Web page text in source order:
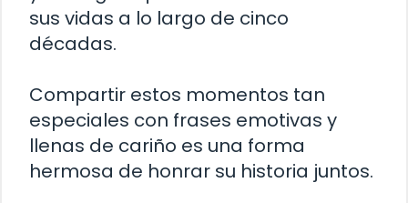
sus vidas a lo largo de cinco
décadas.
Compartir estos momentos tan
especiales con frases emotivas y
llenas de cariño es una forma
hermosa de honrar su historia juntos.